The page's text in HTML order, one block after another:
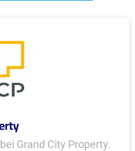
Grand City Property.